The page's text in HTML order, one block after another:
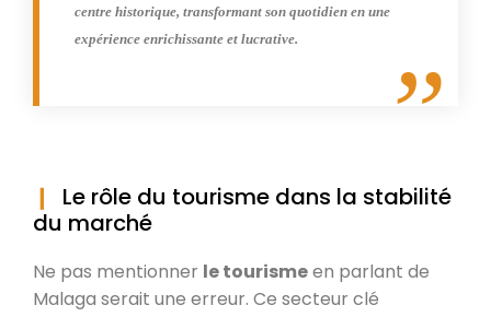
centre historique, transformant son quotidien en une
expérience enrichissante et lucrative.
Le rôle du tourisme dans la stabilité
du marché
Ne pas mentionner le tourismeen parlant de
Malaga serait une erreur. Ce secteur clé